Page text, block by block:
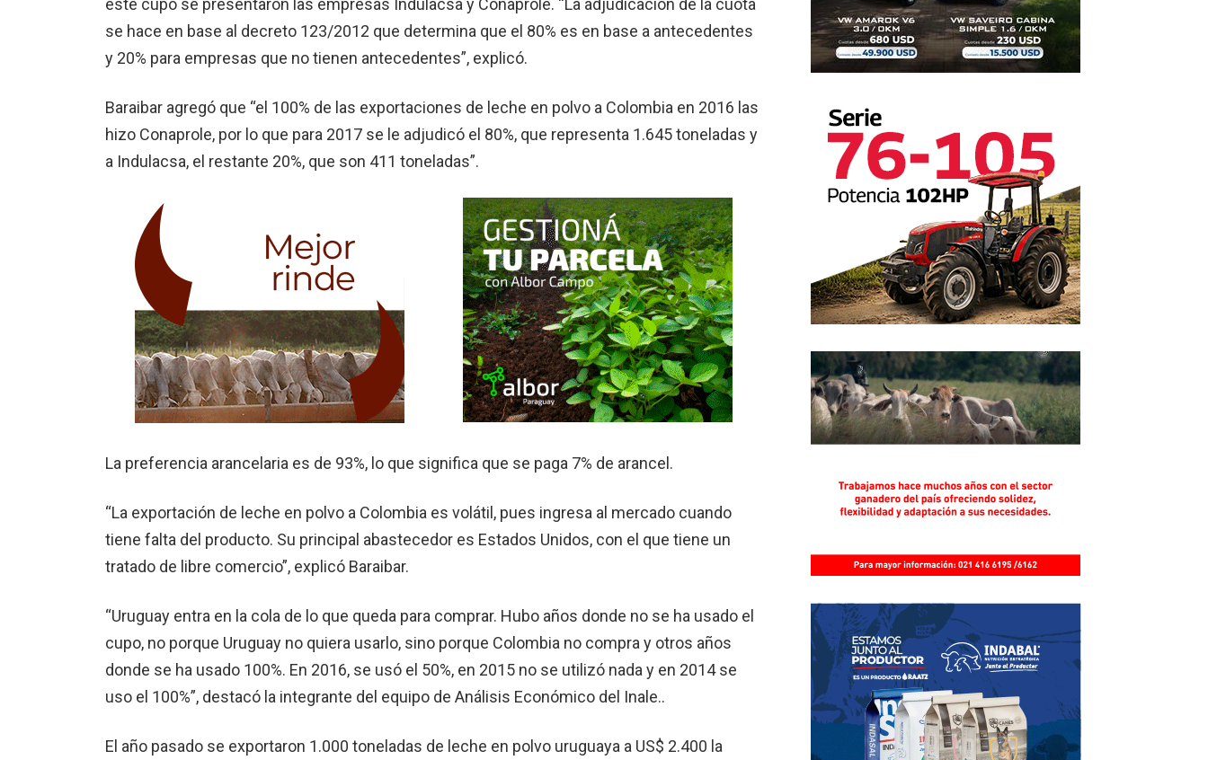
este cupo se presentaron las empresas Indulacsa y Conaprole. “La adjudicación de la cuota
se hace en base al decreto 123/2012 que determina que el 80% es en base a antecedentes
y 20% para empresas que no tienen antecedentes”, explicó.
Baraibar agregó que “el 100% de las exportaciones de leche en polvo a Colombia en 2016 las
hizo Conaprole, por lo que para 2017 se le adjudicó el 80%, que representa 1.645 toneladas y
a Indulacsa, el restante 20%, que son 411 toneladas”.
La preferencia arancelaria es de 93%, lo que significa que se paga 7% de arancel.
“La exportación de leche en polvo a Colombia es volátil, pues ingresa al mercado cuando
tiene falta del producto. Su principal abastecedor es Estados Unidos, con el que tiene un
tratado de libre comercio”, explicó Baraibar.
“Uruguay entra en la cola de lo que queda para comprar. Hubo años donde no se ha usado el
cupo, no porque Uruguay no quiera usarlo, sino porque Colombia no compra y otros años
donde se ha usado 100%. En 2016, se usó el 50%, en 2015 no se utilizó nada y en 2014 se
uso el 100%”, destacó la integrante del equipo de Análisis Económico del Inale..
El año pasado se exportaron 1.000 toneladas de leche en polvo uruguaya a US$ 2.400 la